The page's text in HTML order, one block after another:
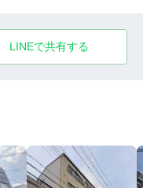
LINEで共有する